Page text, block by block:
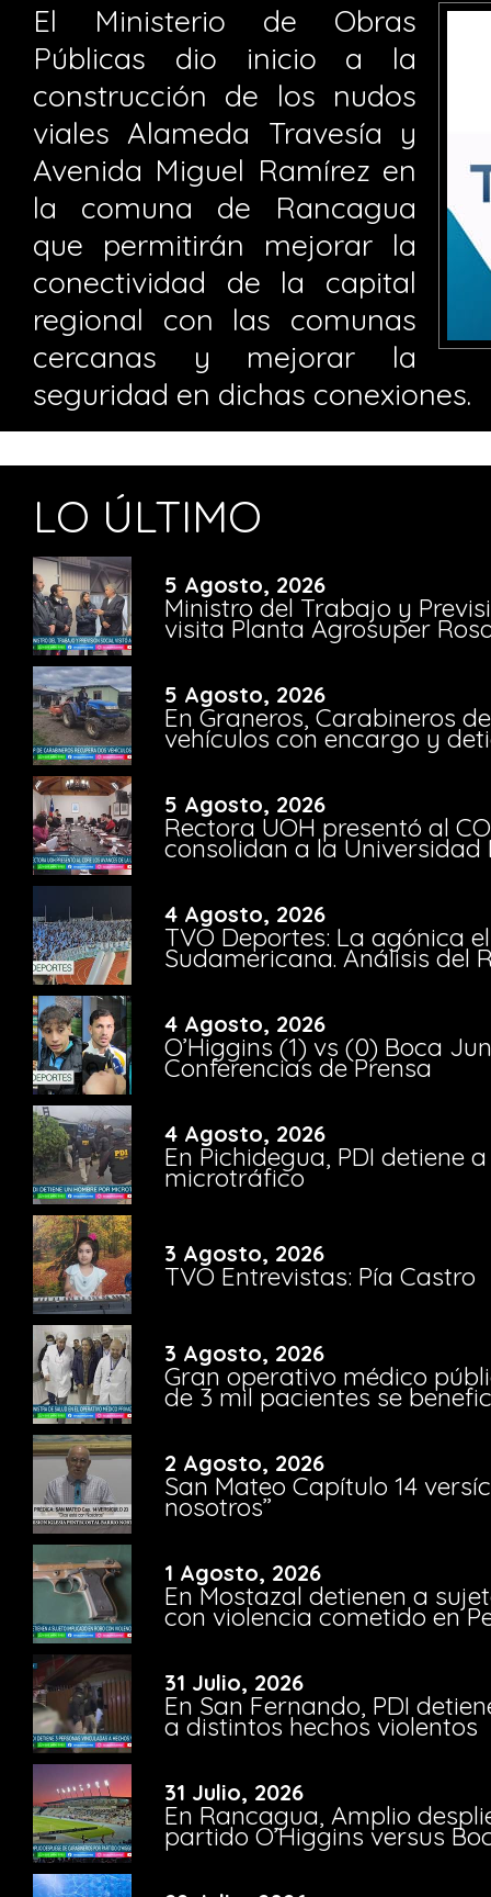
El Ministerio de Obras
Públicas dio inicio a la
construcción de los nudos
viales Alameda Travesía y
Avenida Miguel Ramírez en
la comuna de Rancagua
que permitirán mejorar la
conectividad de la capital
regional con las comunas
cercanas y mejorar la
seguridad en dichas conexiones.
LO ÚLTIMO
5 Agosto, 2026
Ministro del Trabajo y
visita Planta Agrosuper
5 Agosto, 2026
En Graneros, Carabineros
vehículos con encargo y
5 Agosto, 2026
Rectora UOH presentó al
consolidan a la Universidad
4 Agosto, 2026
TVO Deportes: La agónica
Sudamericana. Análisis del
4 Agosto, 2026
O’Higgins (1) vs (0) Boca
Conferencias de Prensa
4 Agosto, 2026
En Pichidegua, PDI detiene
microtráfico
3 Agosto, 2026
TVO Entrevistas: Pía Castro
3 Agosto, 2026
Gran operativo médico
de 3 mil pacientes se
2 Agosto, 2026
San Mateo Capítulo 14
nosotros”
1 Agosto, 2026
En Mostazal detienen a
con violencia cometido en
31 Julio, 2026
En San Fernando, PDI
a distintos hechos violentos
31 Julio, 2026
En Rancagua, Amplio
partido O’Higgins versus